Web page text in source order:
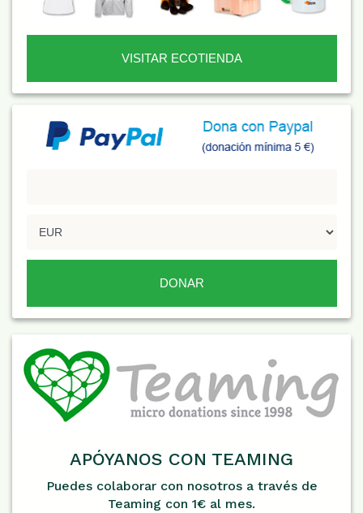
VISITAR ECOTIENDA
APÓYANOS CON TEAMING
Puedes colaborar con nosotros a través de
Teaming con 1€ al mes.